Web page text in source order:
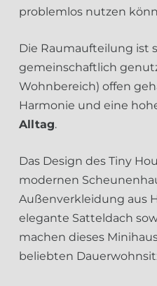
problemlos nutzen
Die Raumaufteilung ist
gemeinschaftlich
Wohnbereich) offen
Harmonie und eine
Alltag.
Das Design des Tiny
modernen
Außenverkleidung aus
elegante Satteldach
machen dieses
beliebten